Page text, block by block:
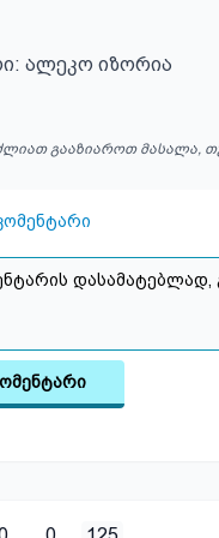
ალეკო იზორია
გააზიაროთ მასალა,